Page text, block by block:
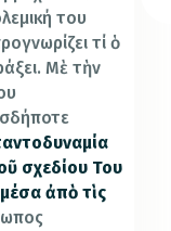
του
τί ὁ
Μὲ τὴν
σχεδίου Του
ἀπὸ τὶς